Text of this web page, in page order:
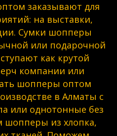
заказывают для
на выставки,
Сумки шопперы
или подарочной
как крутой
компании или
шопперы оптом
в Алматы с
или однотонные без
шопперы из хлопка,